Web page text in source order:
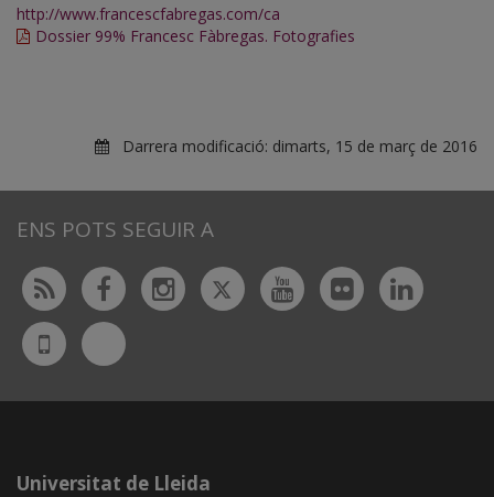
http://www.francescfabregas.com/ca
Dossier 99% Francesc Fàbregas. Fotografies
Darrera modificació: dimarts, 15 de març de 2016
ENS POTS SEGUIR A
Rss FacebookInstagram
TwitterYoutubeFlickr
UdL
App
Bluesky
Universitat de Lleida